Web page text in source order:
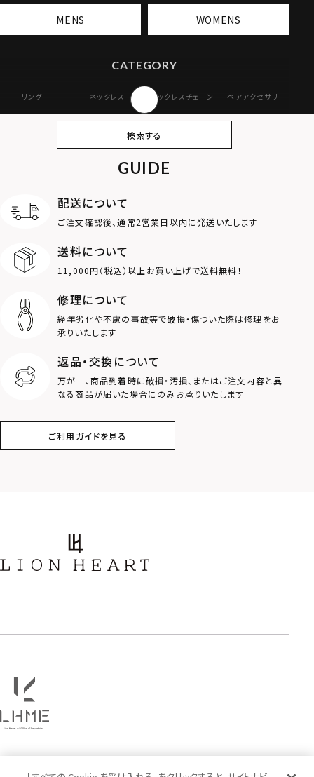
MENS WOMENS
CATEGORY
リング ネックレス ネックレスチェーン ペアアクセサリー
オンラインストア
ギフトボックス
MOTIF
ダブルリング
ロゴ
クラウン
スター
フラワー
検索する
GUIDE
配送について
ご注文確認後、通常2営業日以内に発送いたします
送料について
11,000円（税込）以上お買い上げで送料無料！
修理について
経年劣化や不慮の事故等で破損・傷ついた際は修理をお
承りいたします
返品・交換について
万が一、商品到着時に破損・汚損、またはご注文内容と異
なる商品が届いた場合にのみお承りいたします
ご利用ガイドを見る